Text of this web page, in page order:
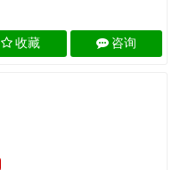
收藏 咨询